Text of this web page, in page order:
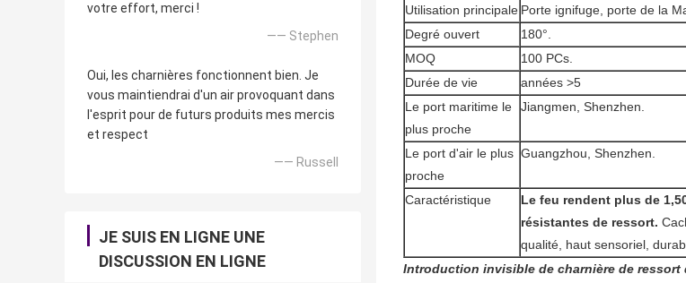
votre effort, merci !
—— Stephen
Oui, les charnières fonctionnent bien. Je
vous maintiendrai d'un air provoquant dans
l'esprit pour de futurs produits mes mercis
et respect
—— Russell
JE SUIS EN LIGNE UNE
DISCUSSION EN LIGNE
Utilisation principale Porte ignifuge, porte de la
Degré ouvert
180°.
MOQ
100 PCs.
Durée de vie
années >5
Le port maritime le
plus proche
Jiangmen, Shenzhen.
Le port d'air le plus
proche
Guangzhou, Shenzhen.
Caractéristique
Le feu rendent plus de
résistantes de ressort.
qualité, haut sensoriel,
Introduction invisible de charnière de